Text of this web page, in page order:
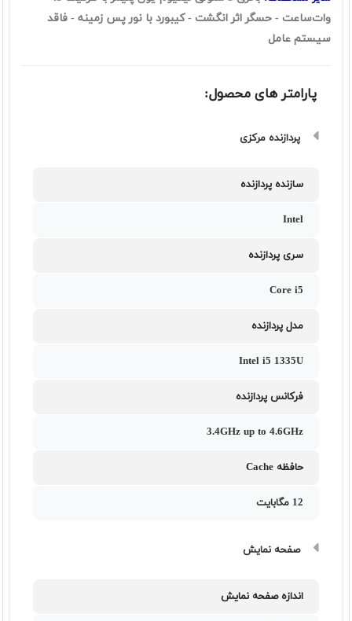
وات‌ساعت - حسگر اثر انگشت - کیبورد با نور پس زمینه - فاقد
سیستم عامل
پارامتر های محصول:
پردازنده مرکزی
سازنده پردازنده
Intel
سری پردازنده
Core i5
مدل پردازنده
Intel i5 1335U
فرکانس پردازنده
3.4GHz up to 4.6GHz
حافظه Cache
12 مگابایت
صفحه نمایش
اندازه صفحه نمایش